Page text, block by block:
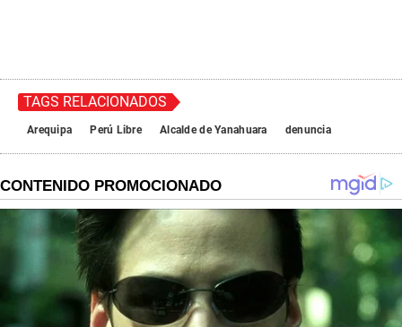
TAGS RELACIONADOS
Arequipa Perú Libre Alcalde de Yanahuara denuncia